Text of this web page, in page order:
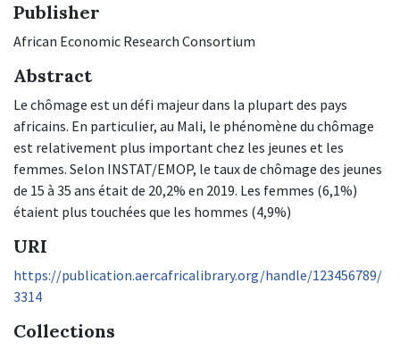
Publisher
African Economic Research Consortium
Abstract
Le chômage est un défi majeur dans la plupart des pays
africains. En particulier, au Mali, le phénomène du chômage
est relativement plus important chez les jeunes et les
femmes. Selon INSTAT/EMOP, le taux de chômage des jeunes
de 15 à 35 ans était de 20,2% en 2019. Les femmes (6,1%)
étaient plus touchées que les hommes (4,9%)
URI
https://publication.aercafricalibrary.org/handle/123456789/
3314
Collections